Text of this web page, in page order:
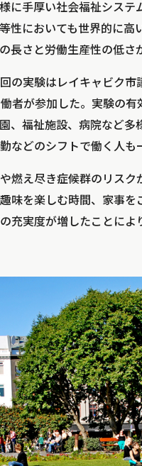
に手厚い社会福祉シス
性においても世界的に
長さと労働生産性の低さ
の実験はレイキャビク
者が参加した。実験の
、福祉施設、病院など
などのシフトで働く人も
燃え尽き症候群のリス
味を楽しむ時間、家事
充実度が増したことに